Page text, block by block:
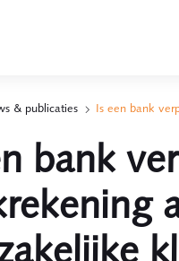
& publicaties Is een bank
bank